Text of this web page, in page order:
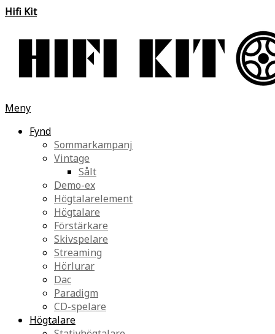
Hifi Kit
Meny
Fynd
Sommarkampanj
Vintage
Sålt
Demo-ex
Högtalarelement
Högtalare
Förstärkare
Skivspelare
Streaming
Hörlurar
Dac
Paradigm
CD-spelare
Högtalare